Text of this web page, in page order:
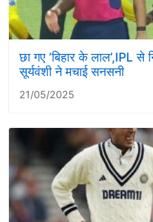
छा गए ‘बिहार के लाल’,IPL
सूर्यवंशी ने मचाई सनसनी
21/05/2025